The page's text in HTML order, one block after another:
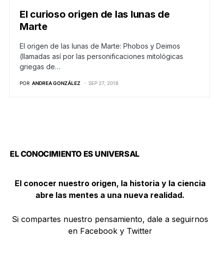
El curioso origen de las lunas de
Marte
El origen de las lunas de Marte: Phobos y Deimos
(llamadas así por las personificaciones mitológicas
griegas de…
POR ANDREA GONZÁLEZ SEP 27, 2018
EL CONOCIMIENTO ES UNIVERSAL
El conocer nuestro origen, la historia y la ciencia
abre las mentes a una nueva realidad.
Si compartes nuestro pensamiento, dale a seguirnos
en Facebook y Twitter